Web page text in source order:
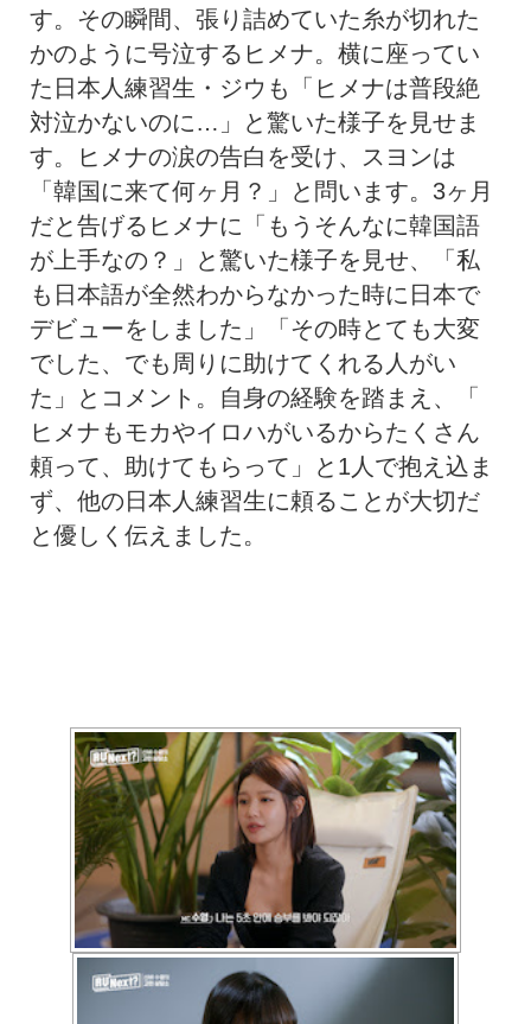
す。その瞬間、 張り詰めていた糸が切れた
かのように号泣するヒメナ。 横に座ってい
た日本人練習生・ジウも「 ヒメナは普段絶
対泣かないのに…」と驚いた様子を見せま
す。
ヒメナの涙の告白を受け、スヨンは
「韓国に来て何ヶ月？」
と問います。3ヶ月
だと告げるヒメナに「 もうそんなに韓国語
が上手なの？」と驚いた様子を見せ、「 私
も日本語が全然わからなかった時に日本で
デビューをしました」
「その時とても大変
でした、でも周りに助けてくれる人がい
た」
とコメント。自身の経験を踏まえ、「
ヒメナもモカやイロハがいるからたくさん
頼って、
助けてもらって」と1人で抱え込ま
ず、 他の日本人練習生に頼ることが大切だ
と優しく伝えました。